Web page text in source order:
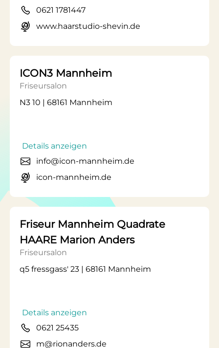
0621 1781447
www.haarstudio-shevin.de
ICON3 Mannheim
Friseursalon
N3 10 | 68161 Mannheim
Details anzeigen
info@icon-mannheim.de
icon-mannheim.de
Friseur Mannheim Quadrate
HAARE Marion Anders
Friseursalon
q5 fressgass' 23 | 68161 Mannheim
Details anzeigen
0621 25435
m@rionanders.de